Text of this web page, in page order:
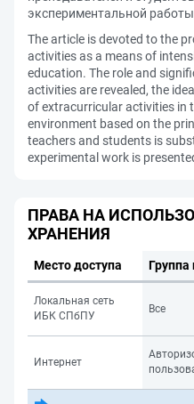
экспериментальной
The article is devoted to the
activities as a means of
education. The role and
activities are revealed, the
of extracurricular activities in
environment based on the
teachers and students is
experimental work is
ПРАВА НА
ХРАНЕНИЯ
Место доступа Группа
Локальная сеть
ИБК СПбПУ
Все
Интернет